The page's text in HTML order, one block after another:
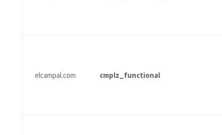
elcampal.com cmplz_functional